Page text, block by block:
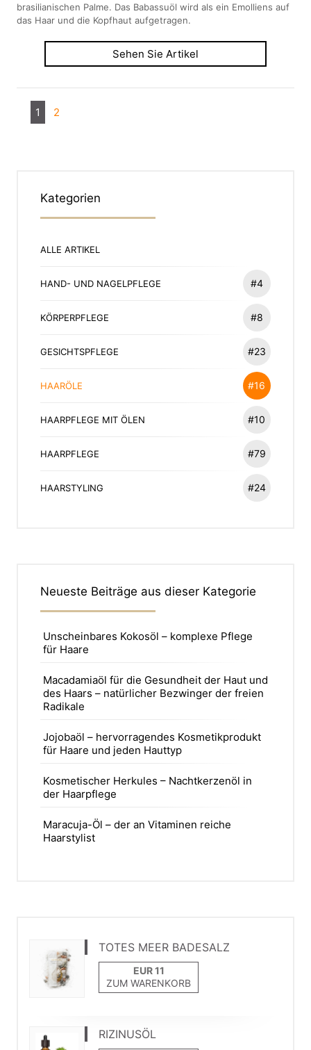
brasilianischen Palme. Das Babassuöl wird als ein Emolliens auf
das Haar und die Kopfhaut aufgetragen.
Sehen Sie Artikel
1 2
Kategorien
ALLE ARTIKEL
HAND- UND NAGELPFLEGE #4
KÖRPERPFLEGE #8
GESICHTSPFLEGE #23
HAARÖLE #16
HAARPFLEGE MIT ÖLEN #10
HAARPFLEGE #79
HAARSTYLING #24
Neueste Beiträge aus dieser Kategorie
Unscheinbares Kokosöl – komplexe Pflege
für Haare
Macadamiaöl für die Gesundheit der Haut und
des Haars – natürlicher Bezwinger der freien
Radikale
Jojobaöl – hervorragendes Kosmetikprodukt
für Haare und jeden Hauttyp
Kosmetischer Herkules – Nachtkerzenöl in
der Haarpflege
Maracuja-Öl – der an Vitaminen reiche
Haarstylist
TOTES MEER BADESALZ
ZUM WARENKORB
RIZINUSÖL